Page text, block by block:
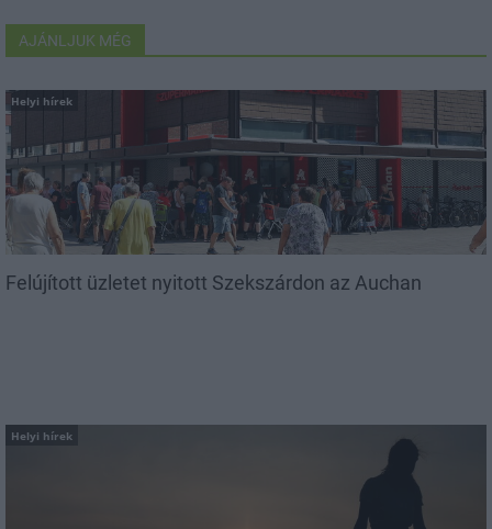
AJÁNLJUK MÉG
Helyi hírek
Felújított üzletet nyitott Szekszárdon az Auchan
Helyi hírek